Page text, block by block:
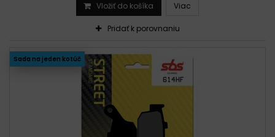
Vložiť do košíka Viac
Pridať k porovnaniu
Sada na jeden kotúč